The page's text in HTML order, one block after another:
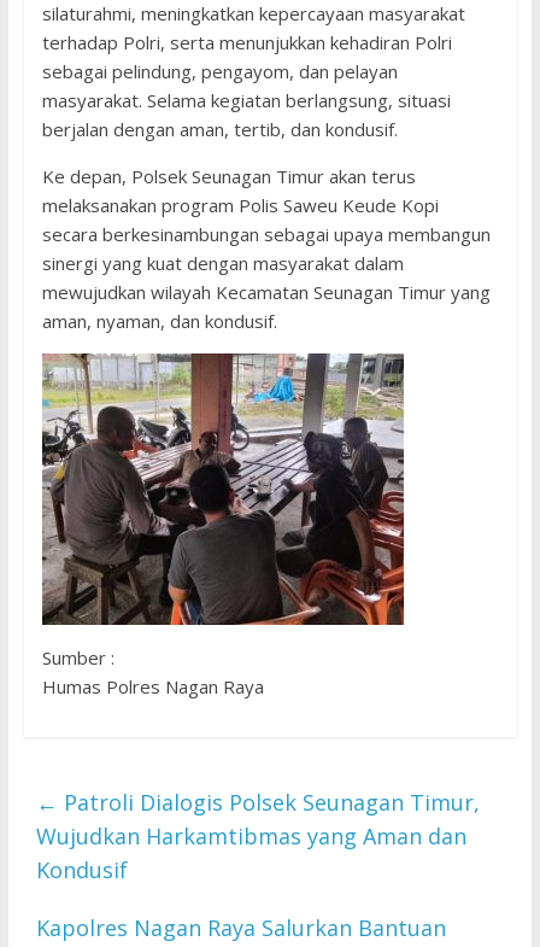
silaturahmi, meningkatkan kepercayaan masyarakat
terhadap Polri, serta menunjukkan kehadiran Polri
sebagai pelindung, pengayom, dan pelayan
masyarakat. Selama kegiatan berlangsung, situasi
berjalan dengan aman, tertib, dan kondusif.
Ke depan, Polsek Seunagan Timur akan terus
melaksanakan program Polis Saweu Keude Kopi
secara berkesinambungan sebagai upaya membangun
sinergi yang kuat dengan masyarakat dalam
mewujudkan wilayah Kecamatan Seunagan Timur yang
aman, nyaman, dan kondusif.
Sumber :
Humas Polres Nagan Raya
← Patroli Dialogis Polsek Seunagan Timur,
Wujudkan Harkamtibmas yang Aman dan
Kondusif
Kapolres Nagan Raya Salurkan Bantuan